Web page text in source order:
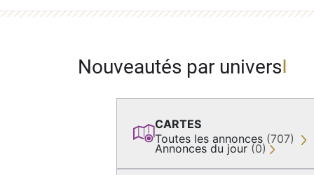
Nouveautés par univers
CARTES
Toutes les annonces (707)
Annonces du jour (0)